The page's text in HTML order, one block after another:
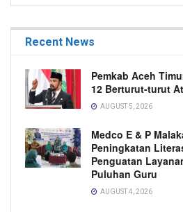
Recent News
Pemkab Aceh
12 Berturut-turut
AUGUST 5, 2026
Medco E & P
Peningkatan
Penguatan
Puluhan Guru
AUGUST 4, 2026